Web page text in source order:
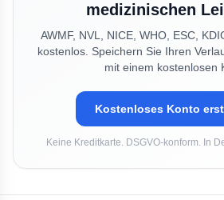
medizinischen
AWMF, NVL, NICE, WHO, ESC,
kostenlos. Speichern Sie Ihren
mit einem kostenlosen
Kostenloses Konto
Keine Kreditkarte. DSGVO-konform. In